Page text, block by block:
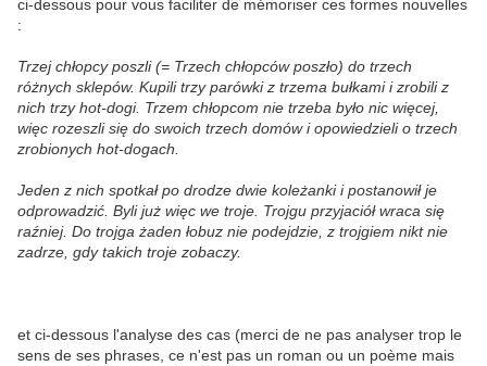
ci-dessous pour vous faciliter de mémoriser ces formes nouvelles
:
Trzej chłopcy poszli (= Trzech chłopców poszło) do trzech
różnych sklepów. Kupili trzy parówki z trzema bułkami i zrobili z
nich trzy hot-dogi. Trzem chłopcom nie trzeba było nic więcej,
więc rozeszli się do swoich trzech domów i opowiedzieli o trzech
zrobionych hot-dogach.
Jeden z nich spotkał po drodze dwie koleżanki i postanowił je
odprowadzić. Byli już więc we troje. Trojgu przyjaciół wraca się
raźniej. Do trojga żaden łobuz nie podejdzie, z trojgiem nikt nie
zadrze, gdy takich troje zobaczy.
et ci-dessous l'analyse des cas (merci de ne pas analyser trop le
sens de ses phrases, ce n'est pas un roman ou un poème mais